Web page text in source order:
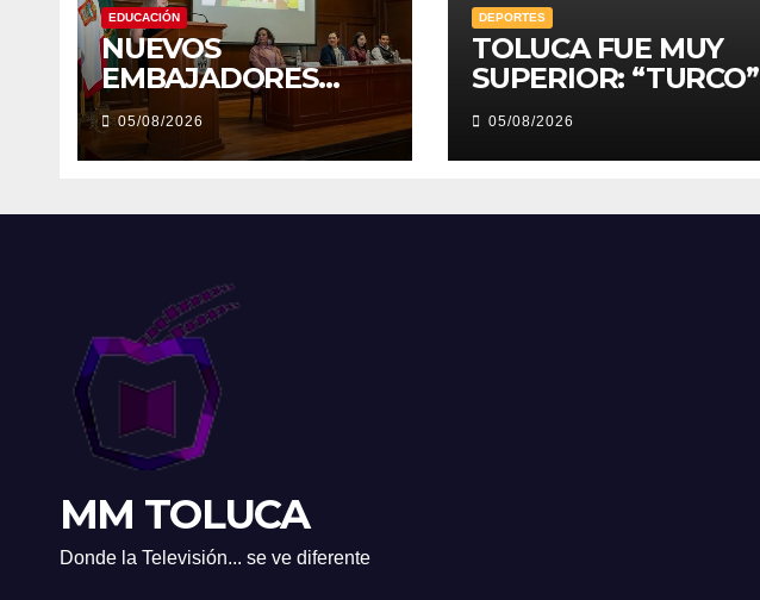
EDUCACIÓN
NUEVOS
EMBAJADORES
UNIVERSITARIOS
05/08/2026
DEPORTES
TOLUCA FUE MUY
SUPERIOR: “TURCO”
05/08/2026
MM TOLUCA
Donde la Televisión... se ve diferente